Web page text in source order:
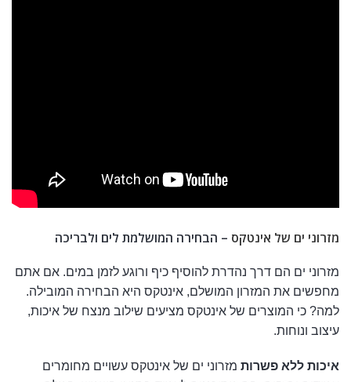
מזרוני ים של אינטקס – הבחירה המושלמת לים ולבריכה
מזרוני ים הם דרך נהדרת להוסיף כיף ורוגע לזמן במים. אם אתם
מחפשים את המזרון המושלם, אינטקס היא הבחירה המובילה.
למה? כי המוצרים של אינטקס מציעים שילוב מנצח של איכות,
עיצוב ונוחות.
איכות ללא פשרות מזרוני ים של אינטקס עשויים מחומרים